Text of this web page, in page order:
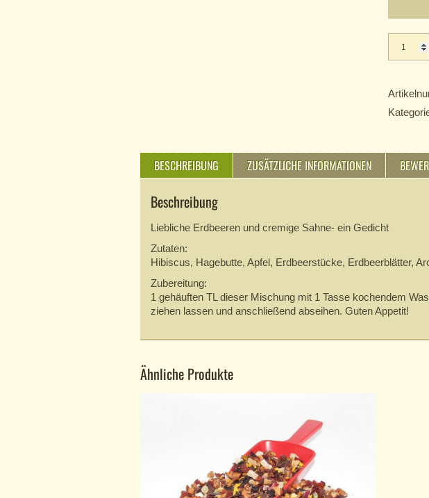
Erdbeer
Sahne
BESCHREIBUNG ZUSÄTZLICHE INFORMATIONEN
Beschreibung
Liebliche Erdbeeren und cremige Sahne- ein Gedicht
Zutaten:
Hibiscus, Hagebutte, Apfel, Erdbeerstücke, Erdbeerblätter,
Zubereitung:
1 gehäuften TL dieser Mischung mit 1 Tasse kochendem
ziehen lassen und anschließend abseihen. Guten Appetit!
Ähnliche Produkte